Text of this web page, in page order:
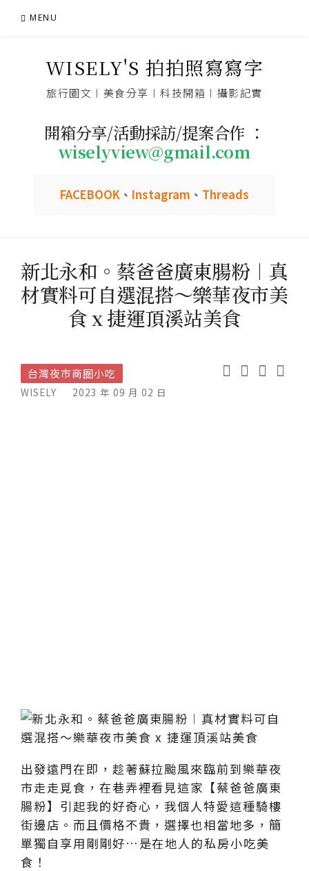
MENU
WISELY'S 拍拍照寫寫字
旅行圖文︱美食分享︱科技開箱︱攝影記實
開箱分享/活動採訪/提案合作 ：
wiselyview@gmail.com
FACEBOOK 、 Instagram 、 Threads
新北永和。蔡爸爸廣東腸粉︱真
材實料可自選混搭～樂華夜市美
食 x 捷運頂溪站美食
台灣夜市商圈小吃
WISELY 2023 年 09 月 02 日
出發遠門在即，趁著蘇拉颱風來臨前到樂華夜
市走走覓食，在巷弄裡看見這家【蔡爸爸廣東
腸粉】引起我的好奇心，我個人特愛這種騎樓
街邊店。而且價格不貴，選擇也相當地多，簡
單獨自享用剛剛好…是在地人的私房小吃美
食！